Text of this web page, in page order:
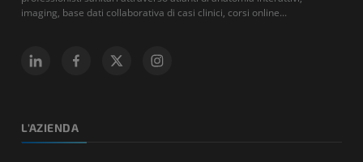
imaging, base dati collaborativa di casi clinici, corsi online...
L'AZIENDA